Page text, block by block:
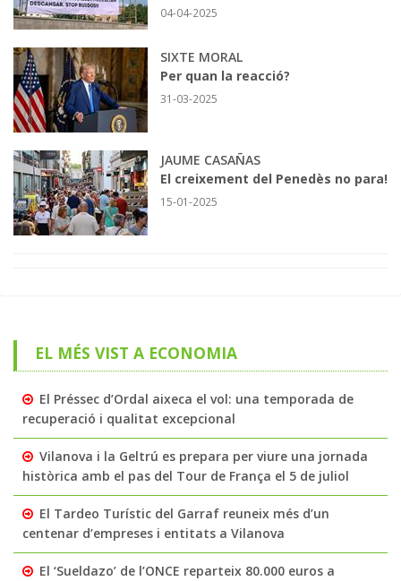
04-04-2025
SIXTE MORAL
Per quan la reacció?
31-03-2025
JAUME CASAÑAS
El creixement del Penedès no para!
15-01-2025
EL MÉS VIST A ECONOMIA
El Préssec d’Ordal aixeca el vol: una temporada de
recuperació i qualitat excepcional
Vilanova i la Geltrú es prepara per viure una jornada
històrica amb el pas del Tour de França el 5 de juliol
El Tardeo Turístic del Garraf reuneix més d’un
centenar d’empreses i entitats a Vilanova
El ‘Sueldazo’ de l’ONCE reparteix 80.000 euros a